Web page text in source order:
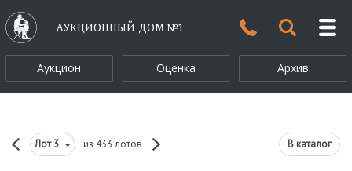
АУКЦИОННЫЙ ДОМ №1
Аукцион Оценка Архив
Лот3 из 433 лотов В каталог